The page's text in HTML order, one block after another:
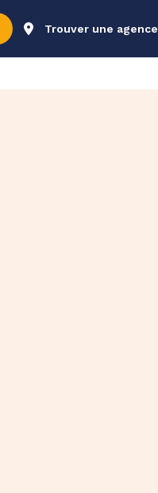
Trouver une agence